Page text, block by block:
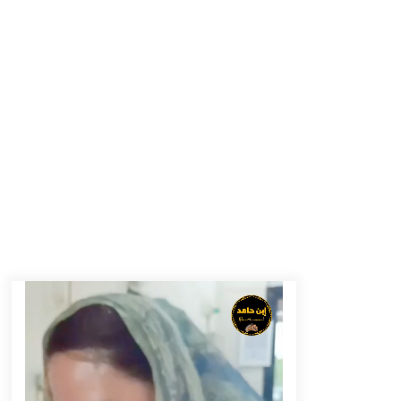
Pelajar di HST Musnahkan Barang
Bukti Kejaksaan, Ada Apa?
Agustus 4, 2026